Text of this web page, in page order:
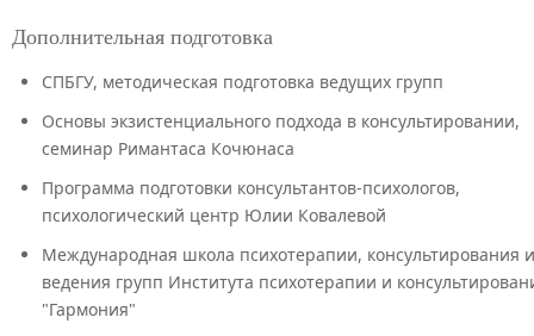
Дополнительная подготовка
СПБГУ, методическая подготовка ведущих групп
Основы экзистенциального подхода в консультировании,
семинар Римантаса Кочюнаса
Программа подготовки консультантов-психологов,
психологический центр Юлии Ковалевой
Международная школа психотерапии, консультирования и
ведения групп Института психотерапии и
"Гармония"